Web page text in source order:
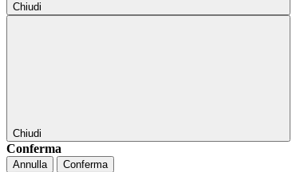
Chiudi
Chiudi
Conferma
Annulla Conferma